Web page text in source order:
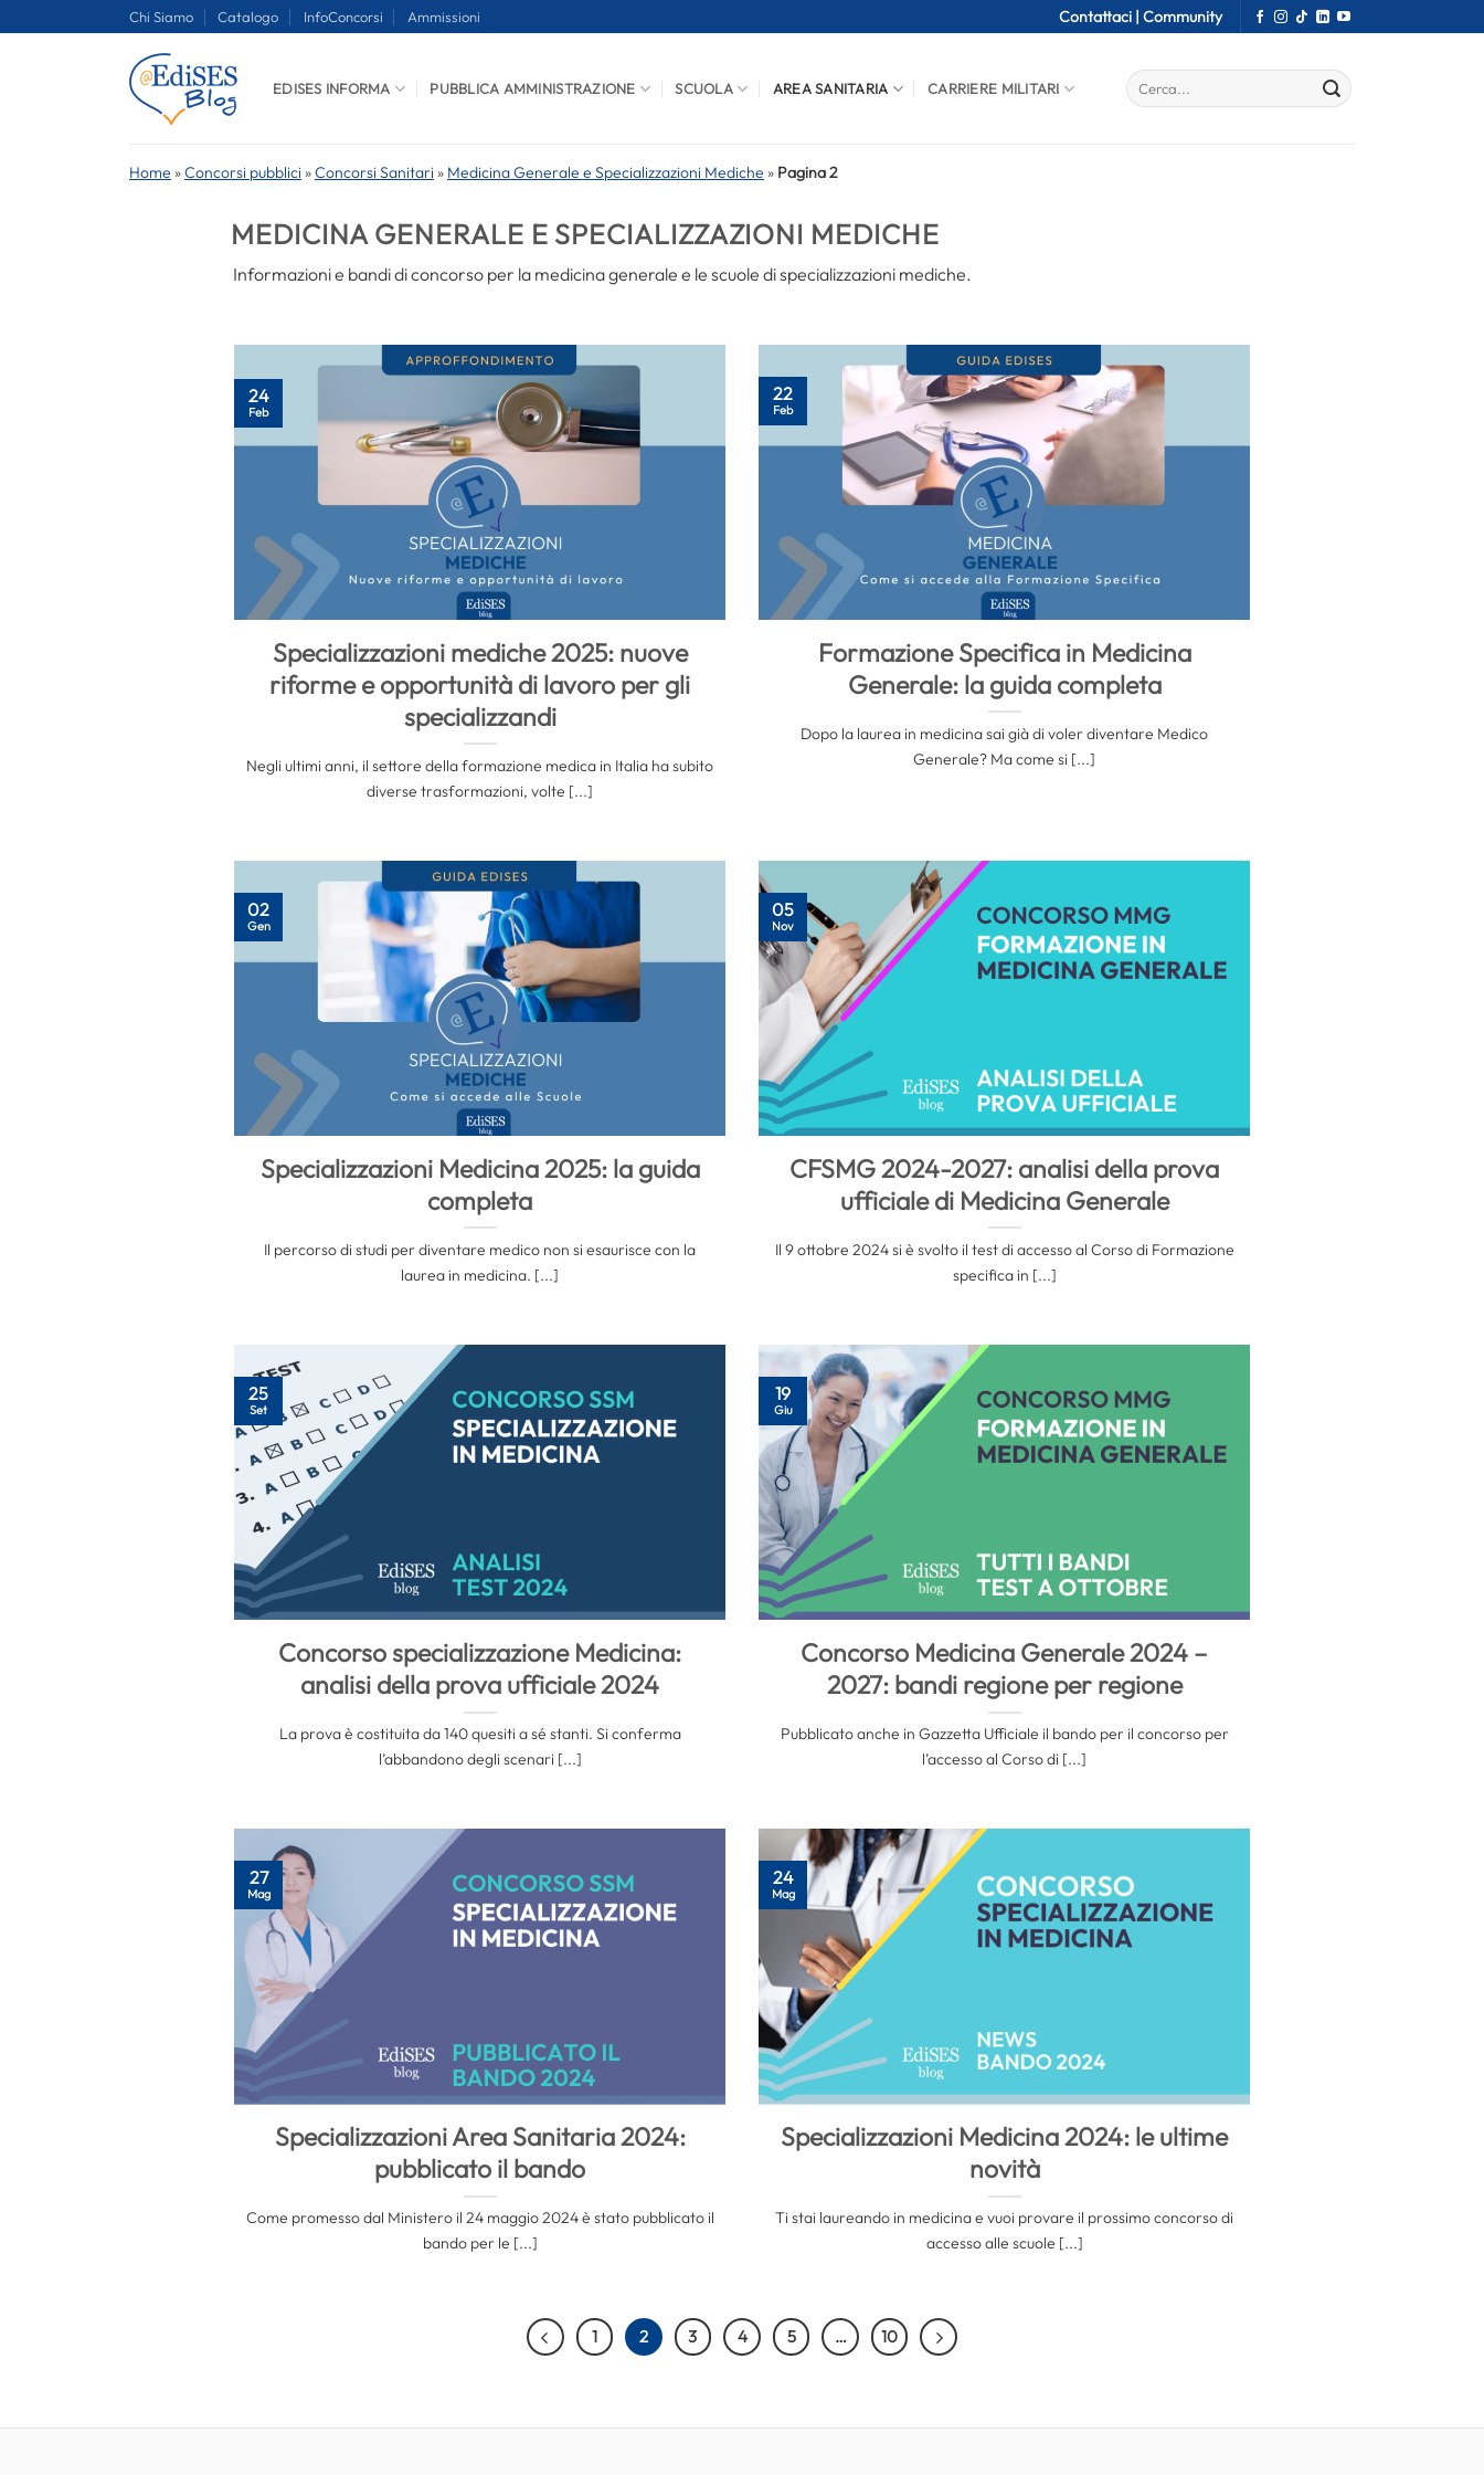
Chi Siamo Catalogo InfoConcorsi Ammissioni Contattaci | Community
EDISES INFORMA PUBBLICA AMMINISTRAZIONE SCUOLA AREA SANITARIA CARRIERE MILITARI
Home »Concorsi pubblici »Concorsi Sanitari » Medicina Generale e Specializzazioni Mediche » Pagina 2
MEDICINA GENERALE E SPECIALIZZAZIONI MEDICHE
Informazioni e bandi di concorso per la medicina generale e le scuole di specializzazioni mediche.
Specializzazioni mediche 2025: nuove
riforme e opportunità di lavoro per gli
specializzandi
Negli ultimi anni, il settore della formazione medica in Italia ha subito
diverse trasformazioni, volte [...]
24
Feb
Formazione Specifica in Medicina
Generale: la guida completa
Dopo la laurea in medicina sai già di voler diventare Medico
Generale? Ma come si [...]
22
Feb
Specializzazioni Medicina 2025: la guida
completa
Il percorso di studi per diventare medico non si esaurisce con la
laurea in medicina. [...]
02
Gen
CFSMG 2024-2027: analisi della prova
ufficiale di Medicina Generale
Il 9 ottobre 2024 si è svolto il test di accesso al Corso di Formazione
specifica in [...]
05
Nov
Concorso specializzazione Medicina:
analisi della prova ufficiale 2024
La prova è costituita da 140 quesiti a sé stanti. Si conferma
l’abbandono degli scenari [...]
25
Set
Concorso Medicina Generale 2024 –
2027: bandi regione per regione
Pubblicato anche in Gazzetta Ufficiale il bando per il concorso per
l’accesso al Corso di [...]
19
Giu
Specializzazioni Area Sanitaria 2024:
pubblicato il bando
Come promesso dal Ministero il 24 maggio 2024 è stato pubblicato il
bando per le [...]
27
Mag
Specializzazioni Medicina 2024: le ultime
novità
Ti stai laureando in medicina e vuoi provare il prossimo concorso di
accesso alle scuole [...]
24
Mag
1 2 3 4 5 … 10